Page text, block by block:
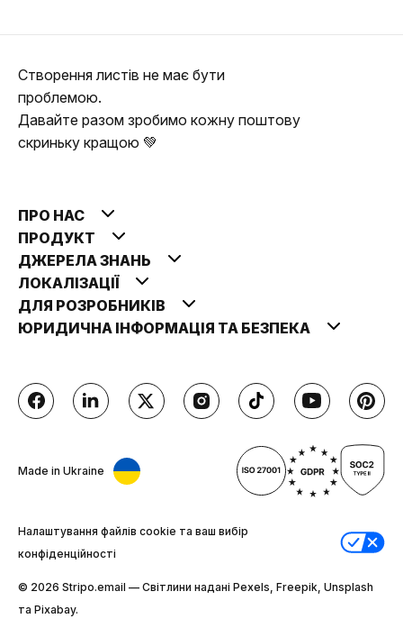
Створення листів не має бути
проблемою.
Давайте разом зробимо кожну поштову
скриньку кращою 💚
ПРО НАС
ПРОДУКТ
ДЖЕРЕЛА ЗНАНЬ
ЛОКАЛІЗАЦІЇ
ДЛЯ РОЗРОБНИКІВ
ЮРИДИЧНА ІНФОРМАЦІЯ ТА БЕЗПЕКА
Made in Ukraine
Налаштування файлів cookie та ваш вибір
конфіденційності
© 2026 Stripо.email — Світлини надані Pexels, Freepik, Unsplash
та Pixabay.